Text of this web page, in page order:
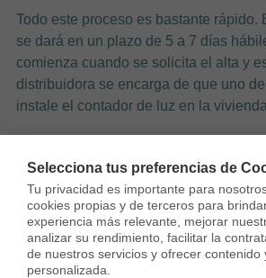
Todo este proceso es bastante rápido.
se dará en un plazo de 5 a 7 días
comienza cuando se solicita el alta y
distribuidora se encarga de que uno
instale el contador de luz en la
cambiar de nombre la luz, no dudes
contacto con nosotros, te ofrecemos la
gracias a nuestra alianza conHolaLuz
100€ al mes!
Selecciona tus preferencias de
Tu privacidad es importante para
cookies propias y de terceros para
experiencia más relevante, mejorar
analizar su rendimiento, facilitar la
de nuestros servicios y ofrecer contenido
personalizada.